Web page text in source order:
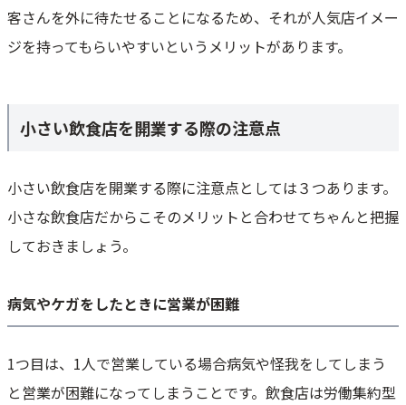
客さんを外に待たせることになるため、それが人気店イメー
ジを持ってもらいやすいというメリットがあります。
小さい飲食店を開業する際の注意点
小さい飲食店を開業する際に注意点としては３つあります。
小さな飲食店だからこそのメリットと合わせてちゃんと把握
しておきましょう。
病気やケガをしたときに営業が困難
1つ目は、1人で営業している場合病気や怪我をしてしまう
と営業が困難になってしまうことです。飲食店は労働集約型